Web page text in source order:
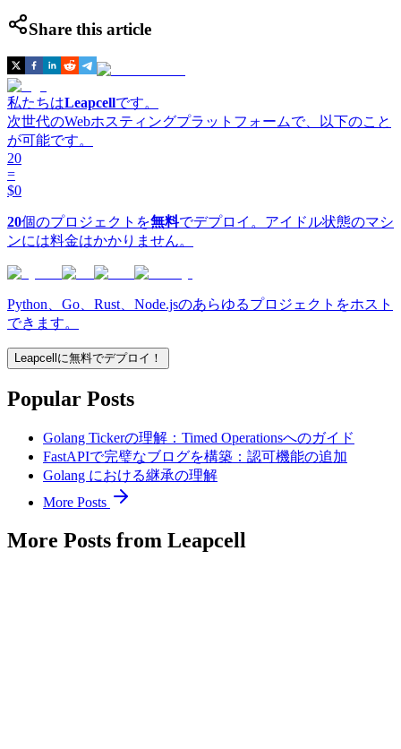
Share this article
私たちはLeapcellです。
次世代のWebホスティングプラットフォームで、以下のこと
が可能です。
20
=
$0
20個のプロジェクトを無料でデプロイ。アイドル状態のマシ
ンには料金はかかりません。
Python、Go、Rust、Node.jsのあらゆるプロジェクトをホスト
できます。
Leapcellに無料でデプロイ！
Popular Posts
Golang Tickerの理解：Timed Operationsへのガイド
FastAPIで完璧なブログを構築：認可機能の追加
Golang における継承の理解
More Posts
More Posts from Leapcell